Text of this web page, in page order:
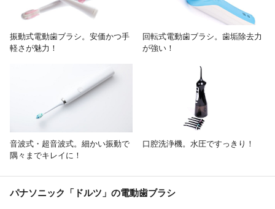
振動式電動歯ブラシ。安価かつ手
軽さが魅力！
回転式電動歯ブラシ。歯垢除去力
が強い！
音波式・超音波式。細かい振動で
隅々までキレイに！
口腔洗浄機。水圧ですっきり！
パナソニック「ドルツ」の電動歯ブラシ